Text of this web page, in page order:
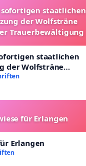
staatlichen
der Wolfsträne
Trauerbewältigung
staatlichen
der Wolfsträne
Trauerbewältigung
für Erlangen
Erlangen